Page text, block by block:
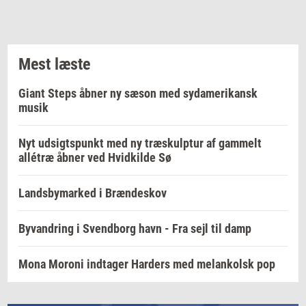
Mest læste
Giant Steps åbner ny sæson med sydamerikansk
musik
Nyt udsigtspunkt med ny træskulptur af gammelt
allétræ åbner ved Hvidkilde Sø
Landsbymarked i Brændeskov
Byvandring i Svendborg havn - Fra sejl til damp
Mona Moroni indtager Harders med melankolsk pop